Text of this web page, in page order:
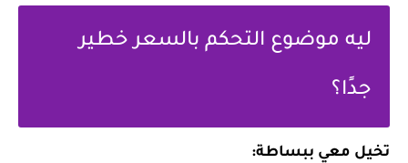
ليه موضوع التحكم بالسعر خطير
جدًا؟
تخيل معي ببساطة: